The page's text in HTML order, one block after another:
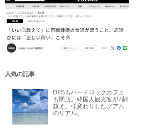
人気の記事
DFSもハードロックカフェ
も閉店。韓国人観光客が7割
超え。様変わりしたグアム
のリアル。